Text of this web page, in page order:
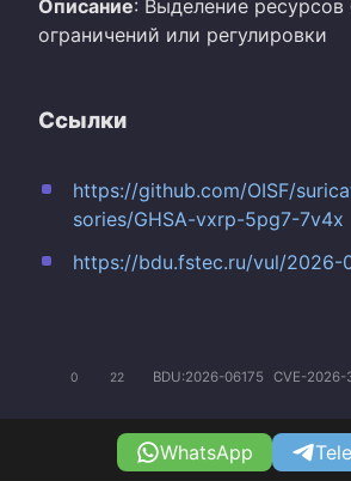
Описание: Выделение ресурсов
ограничений или регулировки
Ссылки
https://github.com/OISF/
sories/GHSA-vxrp-5pg7-7v4x
https://bdu.fstec.ru/vul/2026-
0 22 BDU:2026-06175 CVE-2026-
WhatsApp